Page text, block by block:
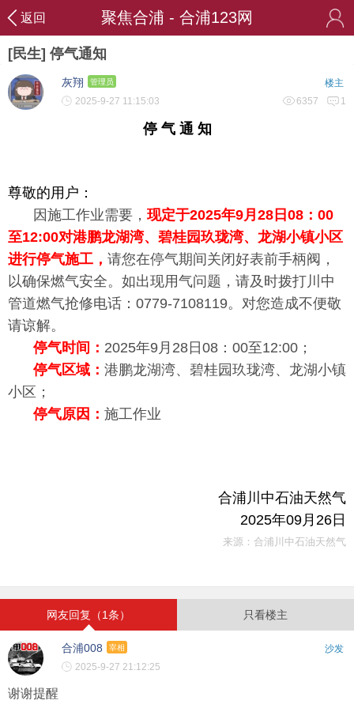
返回 聚焦合浦 - 合浦123网
[民生] 停气通知
灰翔 管理员
楼主
2025-9-27 11:15:03
6357 1
停 气 通 知
尊敬的用户：
因施工作业需要， 现定于2025年9月28日08：00
至12:00对港鹏龙湖湾、碧桂园玖珑湾、龙湖小镇小区
进行停气施工， 请您在停气期间关闭好表前手柄阀，
以确保燃气安全。如出现用气问题，请及时拨打川中
管道燃气抢修电话：0779-7108119。对您造成不便敬
请谅解。
停气时间： 2025年9月28日08：00至12:00；
停气区域： 港鹏龙湖湾、碧桂园玖珑湾、龙湖小镇
小区；
停气原因： 施工作业
合浦川中石油天然气
2025年09月26日
来源：合浦川中石油天然气
网友回复（1条） 只看楼主
合浦008 宰相
沙发
2025-9-27 21:12:25
谢谢提醒